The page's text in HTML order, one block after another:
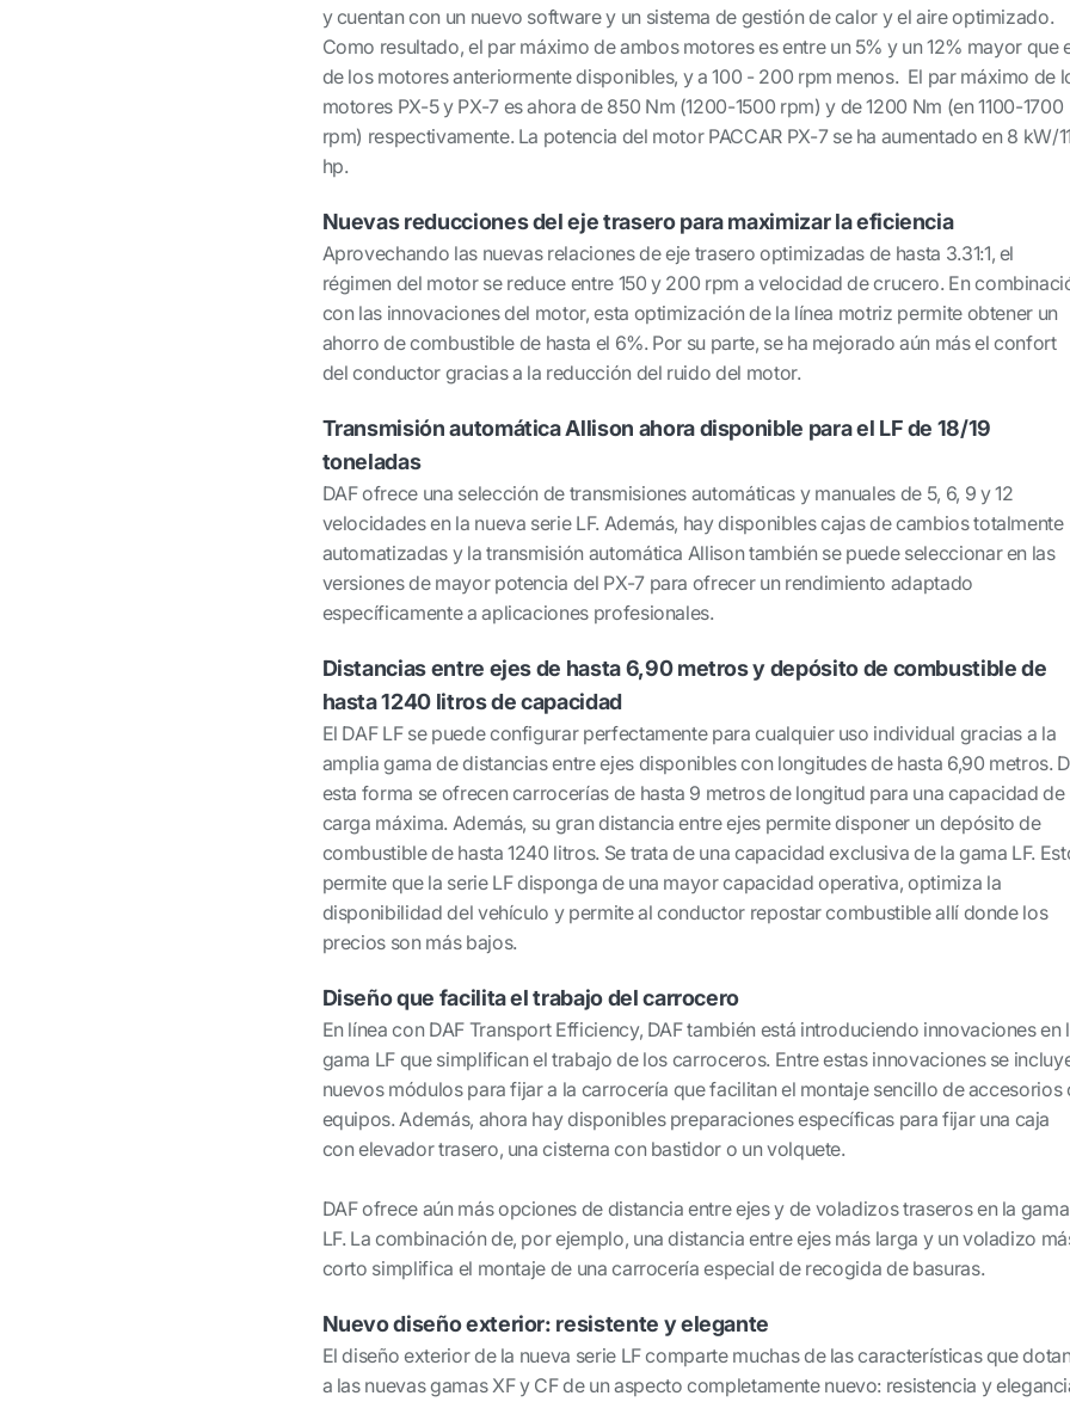
y cuentan con un nuevo software y un sistema de gestión de calor y el aire optimizado.
Como resultado, el par máximo de ambos motores es entre un 5% y un 12% mayor que
de los motores anteriormente disponibles, y a 100 - 200 rpm menos. El par máximo de
motores PX-5 y PX-7 es ahora de 850 Nm (1200-1500 rpm) y de 1200 Nm (en 1100-1700
rpm) respectivamente. La potencia del motor PACCAR PX-7 se ha aumentado en 8 kW/
hp.
Nuevas reducciones del eje trasero para maximizar la eficiencia
Aprovechando las nuevas relaciones de eje trasero optimizadas de hasta 3.31:1, el
régimen del motor se reduce entre 150 y 200 rpm a velocidad de crucero. En
con las innovaciones del motor, esta optimización de la línea motriz permite obtener un
ahorro de combustible de hasta el 6%. Por su parte, se ha mejorado aún más el confort
del conductor gracias a la reducción del ruido del motor.
Transmisión automática Allison ahora disponible para el LF de 18/19
toneladas
DAF ofrece una selección de transmisiones automáticas y manuales de 5, 6, 9 y 12
velocidades en la nueva serie LF. Además, hay disponibles cajas de cambios totalmente
automatizadas y la transmisión automática Allison también se puede seleccionar en las
versiones de mayor potencia del PX-7 para ofrecer un rendimiento adaptado
específicamente a aplicaciones profesionales.
Distancias entre ejes de hasta 6,90 metros y depósito de combustible de
hasta 1240 litros de capacidad
El DAF LF se puede configurar perfectamente para cualquier uso individual gracias a la
amplia gama de distancias entre ejes disponibles con longitudes de hasta 6,90 metros.
esta forma se ofrecen carrocerías de hasta 9 metros de longitud para una capacidad de
carga máxima. Además, su gran distancia entre ejes permite disponer un depósito de
combustible de hasta 1240 litros. Se trata de una capacidad exclusiva de la gama LF.
permite que la serie LF disponga de una mayor capacidad operativa, optimiza la
disponibilidad del vehículo y permite al conductor repostar combustible allí donde los
precios son más bajos.
Diseño que facilita el trabajo del carrocero
En línea con DAF Transport Efficiency, DAF también está introduciendo innovaciones en
gama LF que simplifican el trabajo de los carroceros. Entre estas innovaciones se
nuevos módulos para fijar a la carrocería que facilitan el montaje sencillo de accesorios
equipos. Además, ahora hay disponibles preparaciones específicas para fijar una caja
con elevador trasero, una cisterna con bastidor o un volquete.
DAF ofrece aún más opciones de distancia entre ejes y de voladizos traseros en la gama
LF. La combinación de, por ejemplo, una distancia entre ejes más larga y un voladizo
corto simplifica el montaje de una carrocería especial de recogida de basuras.
Nuevo diseño exterior: resistente y elegante
El diseño exterior de la nueva serie LF comparte muchas de las características que
a las nuevas gamas XF y CF de un aspecto completamente nuevo: resistencia y